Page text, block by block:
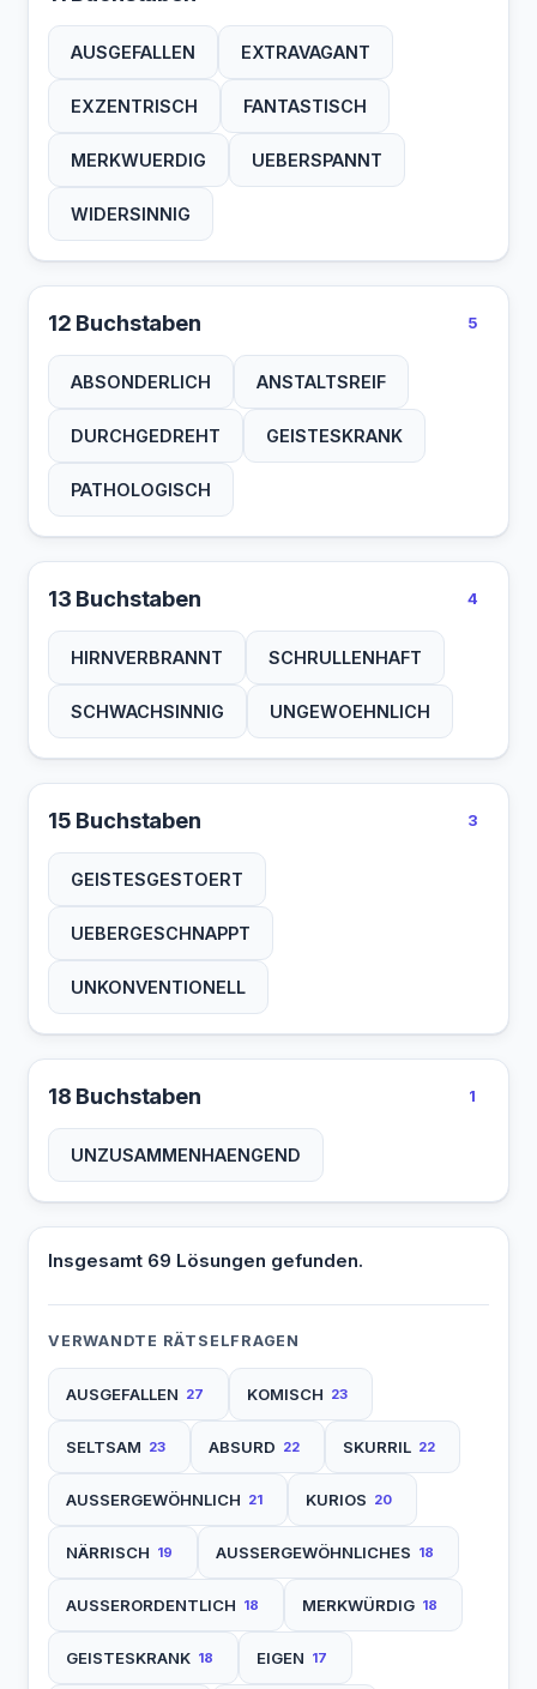
AUSGEFALLEN EXTRAVAGANT
EXZENTRISCH FANTASTISCH
MERKWUERDIG UEBERSPANNT
WIDERSINNIG
12 Buchstaben 5
ABSONDERLICH ANSTALTSREIF
DURCHGEDREHT GEISTESKRANK
PATHOLOGISCH
13 Buchstaben 4
HIRNVERBRANNT SCHRULLENHAFT
SCHWACHSINNIG UNGEWOEHNLICH
15 Buchstaben 3
GEISTESGESTOERT
UEBERGESCHNAPPT
UNKONVENTIONELL
18 Buchstaben 1
UNZUSAMMENHAENGEND
Insgesamt 69 Lösungen gefunden.
VERWANDTE RÄTSELFRAGEN
AUSGEFALLEN 27 KOMISCH 23
SELTSAM 23 ABSURD 22 SKURRIL 22
AUSSERGEWÖHNLICH 21 KURIOS 20
NÄRRISCH 19 AUSSERGEWÖHNLICHES 18
AUSSERORDENTLICH 18 MERKWÜRDIG 18
GEISTESKRANK 18 EIGEN 17